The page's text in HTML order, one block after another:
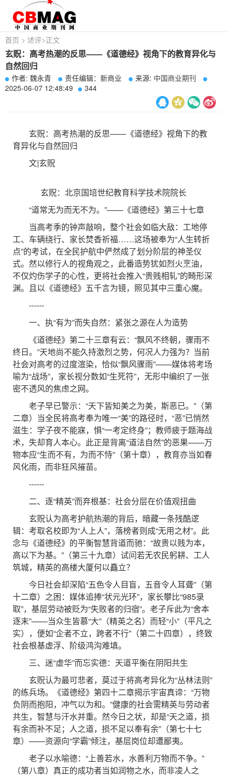
首页 > 述评>正文
玄贶：高考热潮的反思——《道德经》视角下的教育异化与
自然回归
作者: 魏永青 责任编辑：新商业 来源: 中国商业期刊
2025-06-07 12:48:49
344
玄贶：高考热潮的反思——《道德经》视角下的教
育异化与自然回归
文|玄贶
玄贶：北京国培世纪教育科学技术院院长
“道常无为而无不为。”——《道德经》第三十七章
当高考季的钟声敲响，整个社会如临大敌：工地停
工、车辆绕行、家长焚香祈福……这场被奉为“人生转折
点”的考试，在全民护航中俨然成了划分阶层的神圣仪
式。然以修行人的视角观之，此番造势犹如烈火烹油，
不仅灼伤学子的心性，更将社会推入“贵贱相轧”的畸形深
渊。且以《道德经》五千言为镜，照见其中三重心魔。
------
一、执“有为”而失自然：紧张之源在人为造势
《道德经》第二十三章有云：“飘风不终朝，骤雨不
终日。”天地尚不能久持激烈之势，何况人力强为？当前
社会对高考的过度渲染，恰似“飘风骤雨”——媒体将考场
喻为“战场”，家长视分数如“生死符”，无形中编织了一张
密不透风的焦虑之网。
老子早已警示：“天下皆知美之为美，斯恶已。”（第
二章）当全民将高考奉为唯一“美”的路径时，“恶”已悄然
滋生：学子夜不能寐，惧“一考定终身”；教师疲于题海战
术，失却育人本心。此正是背离“道法自然”的恶果——万
物本应“生而不有，为而不恃”（第十章），教育亦当如春
风化雨，而非狂风摧苗。
------
二、逐“精英”而弃根基：社会分层在价值观扭曲
玄贶认为高考护航热潮的背后，暗藏一条残酷逻
辑：考取名校即为“人上人”，落榜者则成“无用之材”。此
念与《道德经》的平衡智慧背道而驰：“故贵以贱为本，
高以下为基。”（第三十九章）试问若无农民躬耕、工人
筑城，精英的高楼大厦何以矗立？
今日社会却深陷“五色令人目盲，五音令人耳聋”（第
十二章）之困：媒体追捧“状元光环”，家长攀比“985录
取”，基层劳动被贬为“失败者的归宿”。老子斥此为“舍本
逐末”——当众生皆慕“大”（精英之名）而轻“小”（平凡之
实），便如“企者不立，跨者不行”（第二十四章），终致
社会根基虚浮、阶级鸿沟难填。
三、迷“虚华”而忘实德：天道平衡在阴阳共生
玄贶认为最可悲者，莫过于将高考异化为“丛林法则”
的练兵场。《道德经》第四十二章揭示宇宙真谛：“万物
负阴而抱阳，冲气以为和。”健康的社会需精英与劳动者
共生，智慧与汗水并重。然今日之状，却是“天之道，损
有余而补不足；人之道，损不足以奉有余”（第七十七
章）——资源向“学霸”倾注，基层岗位却遭鄙夷。
老子以水喻德：“上善若水，水善利万物而不争。”
（第八章）真正的成功者当如润物之水，而非凌人之